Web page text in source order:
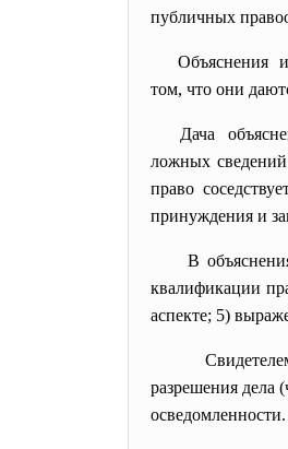
публичных
Объяснения
том, что они
Дача
ложных
право
принуждения и
В
квалификации
аспекте; 5)
разрешения дела
осведомленности.